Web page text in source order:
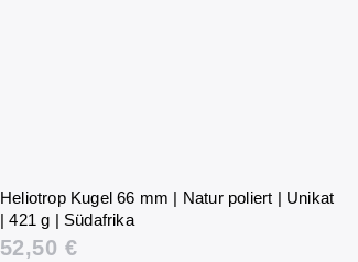
Heliotrop Kugel 66 mm | Natur poliert | Unikat
| 421 g | Südafrika
52,50 €